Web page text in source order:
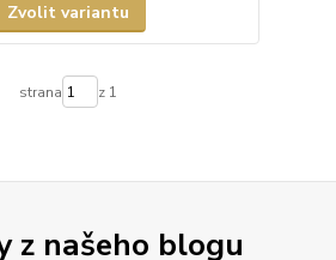
Zvolit variantu
strana z 1
z našeho blogu